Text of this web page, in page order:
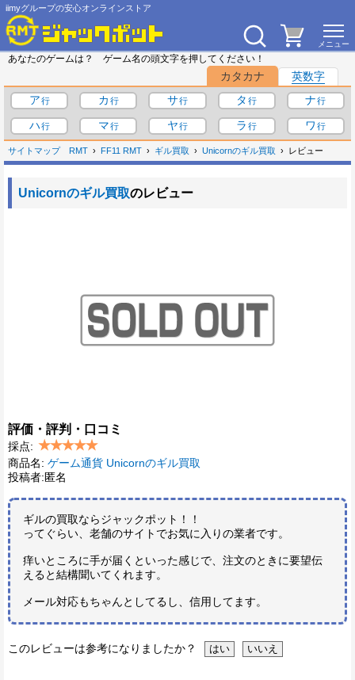
iimyグループの安心オンラインストア
あなたのゲームは？ ゲーム名の頭文字を押してください！
カタカナ
英数字
ア
カ サ タ
ナ
ハ
マ ヤ ラ ワ
サイトマップ RMT FF11 RMT ギル買取 Unicornのギル買取 レビュー
Unicornのギル買取のレビュー
評価・評判・口コミ
採点:
商品名: ゲーム通貨 Unicornのギル買取
投稿者:匿名
ギルの買取ならジャックポット！！
ってぐらい、老舗のサイトでお気に入りの業者です。
痒いところに手が届くといった感じで、注文のときに要望伝
えると結構聞いてくれます。
メール対応もちゃんとしてるし、信用してます。
このレビューは参考になりましたか？